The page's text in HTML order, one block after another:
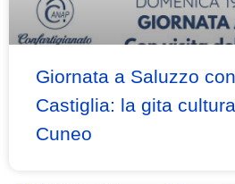
Giornata a Saluzzo
Castiglia: la gita
Cuneo